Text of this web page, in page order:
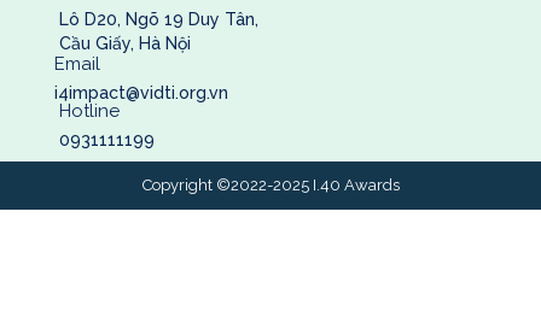
Lô D20, Ngõ 19 Duy Tân,
Cầu Giấy, Hà Nội
Email
i4impact@vidti.org.vn
Hotline
0931111199
Copyright ©2022-2025 I.40 Awards